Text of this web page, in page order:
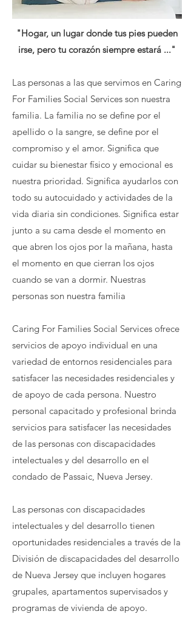
"Hogar, un lugar donde tus pies pueden
irse, pero tu corazón siempre estará ..."
Las personas a las que servimos en Caring
For Families Social Services son nuestra
familia. La familia no se define por el
apellido o la sangre, se define por el
compromiso y el amor. Significa que
cuidar su bienestar físico y emocional es
nuestra prioridad. Significa ayudarlos con
todo su autocuidado y actividades de la
vida diaria sin condiciones. Significa estar
junto a su cama desde el momento en
que abren los ojos por la mañana, hasta
el momento en que cierran los ojos
cuando se van a dormir. Nuestras
personas son nuestra familia
Caring For Families Social Services ofrece
servicios de apoyo individual en una
variedad de entornos residenciales para
satisfacer las necesidades residenciales y
de apoyo de cada persona. Nuestro
personal capacitado y profesional brinda
servicios para satisfacer las necesidades
de las personas con discapacidades
intelectuales y del desarrollo en el
condado de Passaic, Nueva Jersey.
Las personas con discapacidades
intelectuales y del desarrollo tienen
oportunidades residenciales a través de la
División de discapacidades del desarrollo
de Nueva Jersey que incluyen hogares
grupales, apartamentos supervisados y
programas de vivienda de apoyo.